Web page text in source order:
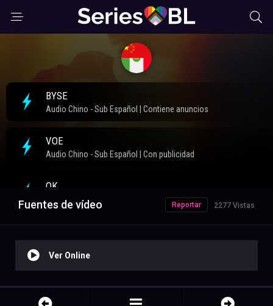
Fuentes de vídeo 2277 Vistas
Reportar
Ver Online